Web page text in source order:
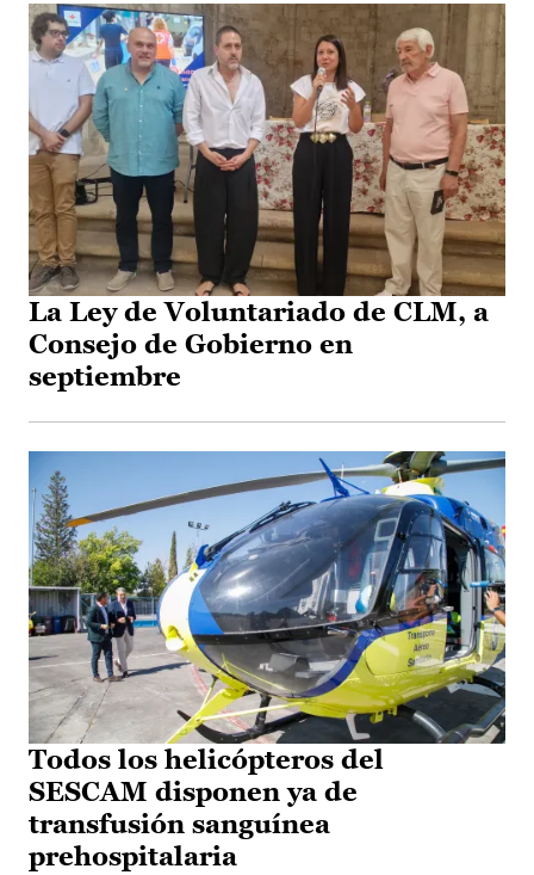
La Ley de Voluntariado de CLM, a
Consejo de Gobierno en
septiembre
Todos los helicópteros del
SESCAM disponen ya de
transfusión sanguínea
prehospitalaria